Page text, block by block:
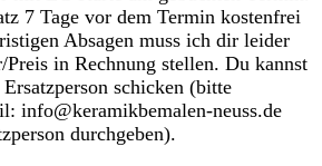
7 Tage vor dem Termin kostenfrei
Absagen muss ich dir leider
Preis in Rechnung stellen. Du kannst
schicken (bitte
info@keramikbemalen-neuss.de
durchgeben).